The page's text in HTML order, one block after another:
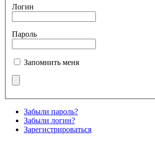
Логин
Пароль
Запомнить меня
Забыли пароль?
Забыли логин?
Зарегистрироваться